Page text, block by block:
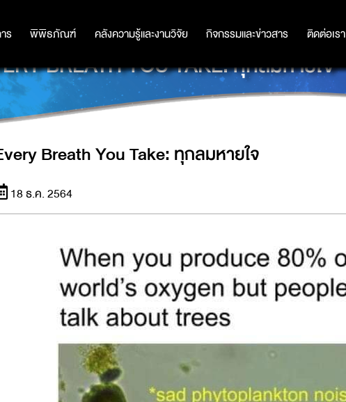
ร พิพิธภัณฑ์ คลังความรู้และงานวิจัย กิจกรรมและข่าวสาร ติดต่อเรา
ร พิพิธภัณฑ์ คลังความรู้และงานวิจัย กิจกรรมและข่าวสาร ติดต่อเรา
BREATH YOU TAKE: ทุกลมหายใจ
Breath You Take: ทุกลมหายใจ
18 ธ.ค. 2564